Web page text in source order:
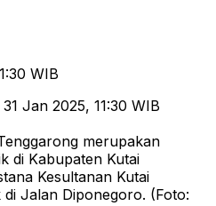
WIB
Jan 2025, 11:30 WIB
merupakan
di Kabupaten Kutai
Kesultanan Kutai
Jalan Diponegoro. (Foto: